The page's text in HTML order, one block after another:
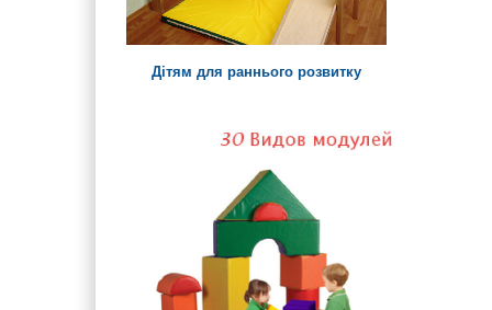
Дітям для раннього розвитку